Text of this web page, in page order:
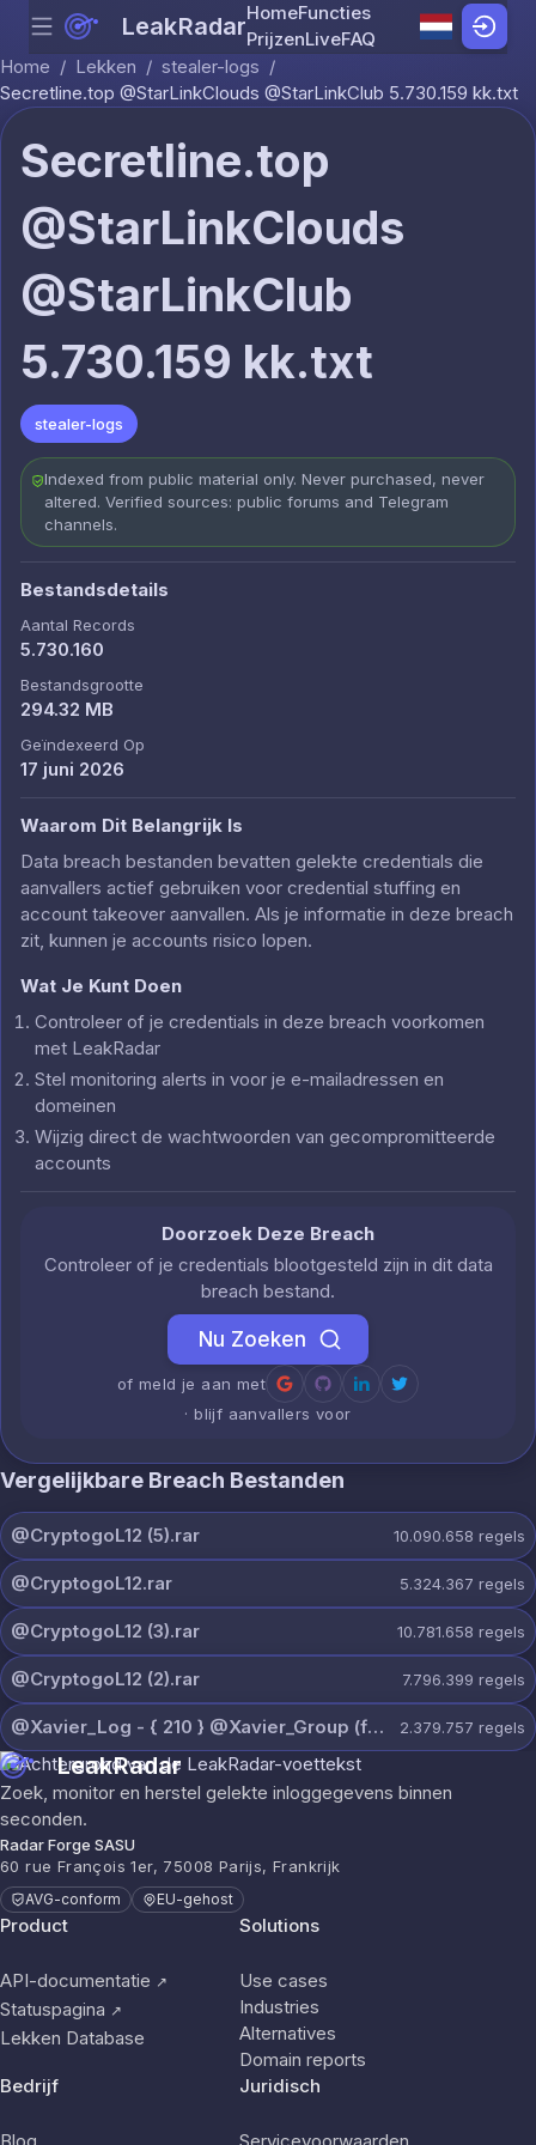
Skip to content
Menu LeakRadarHomeFuncties
PrijzenLiveFAQ
Home / Lekken / stealer-logs /
Secretline.top @StarLinkClouds @StarLinkClub 5.730.159 kk.txt
Secretline.top
@StarLinkClouds
@StarLinkClub
5.730.159 kk.txt
stealer-logs
Indexed from public material only. Never purchased, never
altered. Verified sources: public forums and Telegram
channels.
Bestandsdetails
Aantal Records
5.730.160
Bestandsgrootte
294.32 MB
Geïndexeerd Op
17 juni 2026
Waarom Dit Belangrijk Is
Data breach bestanden bevatten gelekte credentials die
aanvallers actief gebruiken voor credential stuffing en
account takeover aanvallen. Als je informatie in deze breach
zit, kunnen je accounts risico lopen.
Wat Je Kunt Doen
Controleer of je credentials in deze breach voorkomen
met LeakRadar
Stel monitoring alerts in voor je e-mailadressen en
domeinen
Wijzig direct de wachtwoorden van gecompromitteerde
accounts
Doorzoek Deze Breach
Controleer of je credentials blootgesteld zijn in dit data
breach bestand.
Nu Zoeken
of meld je aan met
· blijf aanvallers voor
Vergelijkbare Breach Bestanden
@CryptogoL12 (5).rar 10.090.658 regels
@CryptogoL12.rar 5.324.367 regels
@CryptogoL12 (3).rar 10.781.658 regels
@CryptogoL12 (2).rar 7.796.399 regels
@Xavier_Log - { 210 } @Xavier_Group (free).rar 2.379.757 regels
LeakRadar
Zoek, monitor en herstel gelekte inloggegevens binnen
seconden.
Radar Forge SASU
60 rue François 1er, 75008 Parijs, Frankrijk
AVG-conform EU-gehost
Product
API-documentatie ↗
Statuspagina ↗
Lekken Database
Solutions
Use cases
Industries
Alternatives
Domain reports
Bedrijf
Juridisch